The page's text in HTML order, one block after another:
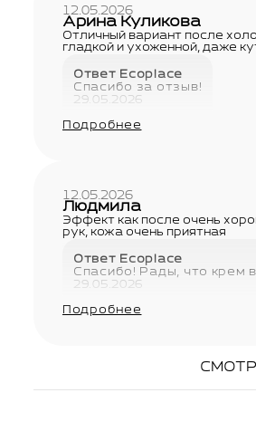
12.05.2026
Арина Куликова
Отличный вариант после
гладкой и ухоженной, даже
Ответ Ecoplace
Спасибо за отзыв!
29.05.2026
Подробнее
12.05.2026
Людмила
Эффект как после очень
рук, кожа очень приятная
Ответ Ecoplace
Спасибо! Рады, что крем
29.05.2026
Подробнее